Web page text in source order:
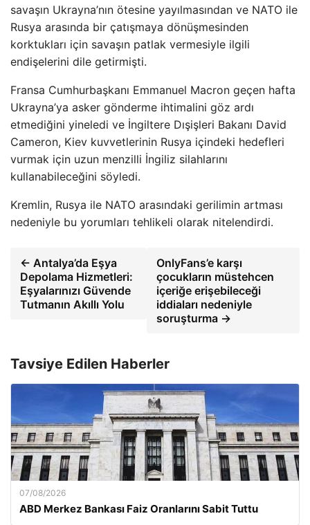
savaşın Ukrayna’nın ötesine yayılmasından ve NATO ile
Rusya arasında bir çatışmaya dönüşmesinden
korktukları için savaşın patlak vermesiyle ilgili
endişelerini dile getirmişti.
Fransa Cumhurbaşkanı Emmanuel Macron geçen hafta
Ukrayna’ya asker gönderme ihtimalini göz ardı
etmediğini yineledi ve İngiltere Dışişleri Bakanı David
Cameron, Kiev kuvvetlerinin Rusya içindeki hedefleri
vurmak için uzun menzilli İngiliz silahlarını
kullanabileceğini söyledi.
Kremlin, Rusya ile NATO arasındaki gerilimin artması
nedeniyle bu yorumları tehlikeli olarak nitelendirdi.
← Antalya’da Eşya
Depolama Hizmetleri:
Eşyalarınızı Güvende
Tutmanın Akıllı Yolu
OnlyFans’e karşı
çocukların müstehcen
içeriğe erişebileceği
iddiaları nedeniyle
soruşturma →
Tavsiye Edilen Haberler
07/08/2026
ABD Merkez Bankası Faiz Oranlarını Sabit Tuttu